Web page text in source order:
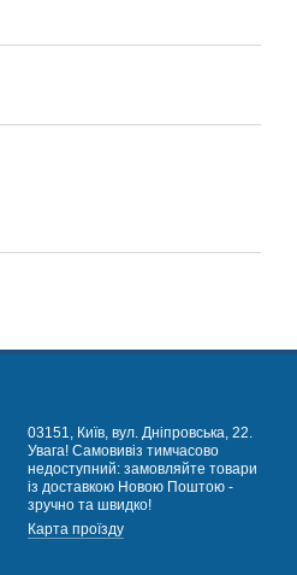
03151, Київ, вул. Дніпровська, 22.
Увага! Самовивіз тимчасово
недоступний: замовляйте товари
із доставкою Новою Поштою -
зручно та швидко!
Карта проїзду